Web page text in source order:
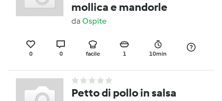
mollica e mandorle
da Ospite
0 0 facile 1 10min
Petto di pollo in salsa